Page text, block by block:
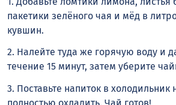
пакетики зелёного чая и мёд в
кувшин.
2. Налейте туда же горячую воду и
течение 15 минут, затем уберите
3. Поставьте напиток в холодильник